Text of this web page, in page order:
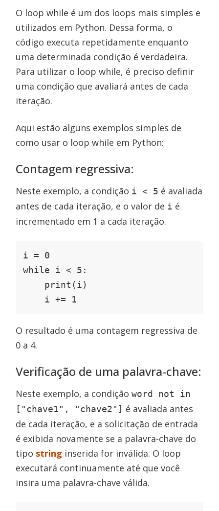
O loop while é um dos loops mais simples e
utilizados em Python. Dessa forma, o
código executa repetidamente enquanto
uma determinada condição é verdadeira.
Para utilizar o loop while, é preciso definir
uma condição que avaliará antes de cada
iteração.
Aqui estão alguns exemplos simples de
como usar o loop while em Python:
Contagem regressiva:
Neste exemplo, a condição i < 5 é avaliada
antes de cada iteração, e o valor de i é
incrementado em 1 a cada iteração.
i = 0
while i < 5:
    i += 1
O resultado é uma contagem regressiva de
0 a 4.
Verificação de uma palavra-chave:
Neste exemplo, a condiçãoword not in
["chave1", "chave2"] é avaliada antes
de cada iteração, e a solicitação de entrada
é exibida novamente se a palavra-chave do
tipo string inserida for inválida. O loop
executará continuamente até que você
insira uma palavra-chave válida.